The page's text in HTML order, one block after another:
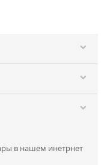
в нашем инетрнет